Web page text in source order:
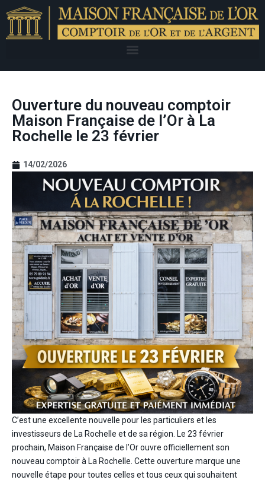
Ouverture du nouveau comptoir
Maison Française de l’Or à La
Rochelle le 23 février
14/02/2026
C’est une excellente nouvelle pour les particuliers et les
investisseurs de La Rochelle et de sa région. Le 23 février
prochain, Maison Française de l’Or ouvre officiellement son
nouveau comptoir à La Rochelle. Cette ouverture marque une
nouvelle étape pour toutes celles et tous ceux qui souhaitent